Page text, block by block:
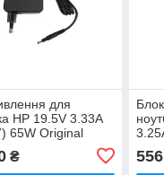
для
HP 19.5V 3.33A
65W Original
₴